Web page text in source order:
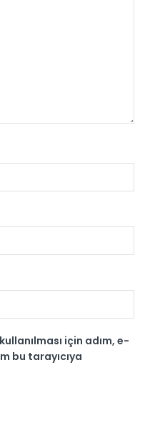
için adım, e-
bu tarayıcıya